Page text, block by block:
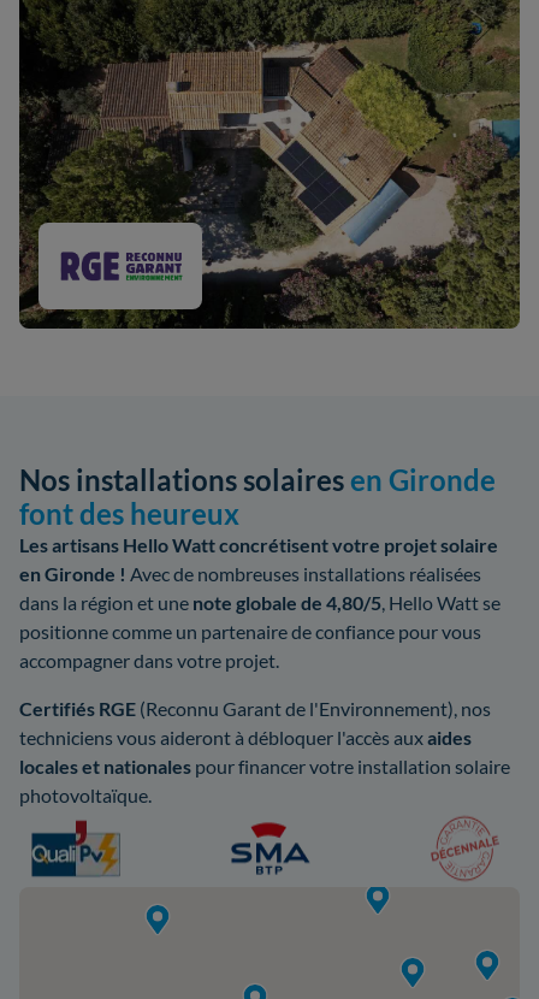
Nos installations solairesen Gironde
font des heureux
Les artisans Hello Watt concrétisent votre projet solaire
en Gironde ! Avec de nombreuses installations réalisées
dans la région et une note globale de 4,80/5 , Hello Watt se
positionne comme un partenaire de confiance pour vous
accompagner dans votre projet.
Certifiés RGE (Reconnu Garant de l'Environnement), nos
techniciens vous aideront à débloquer l'accès auxaides
locales et nationales pour financer votre installation solaire
photovoltaïque.